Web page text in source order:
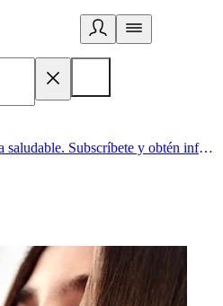
Acá comienza un estilo de vida saludable. Subscríbete y obtén información de primera mano